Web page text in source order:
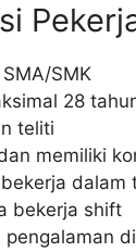
SMK
28
teliti
memiliki
dalam
bekerja shift
pengalaman